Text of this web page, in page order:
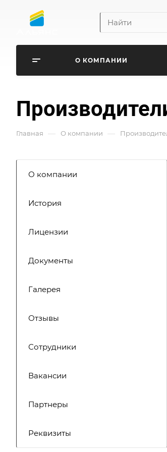
О КОМПАНИИ
Главная — О компании —
О компании
История
Лицензии
Документы
Галерея
Отзывы
Сотрудники
Вакансии
Партнеры
Реквизиты